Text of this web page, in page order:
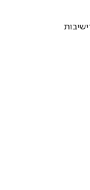
ישיבות